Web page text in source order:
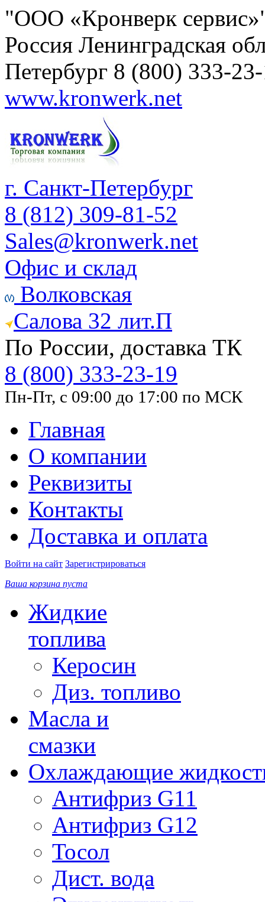
"ООО «Кронверк
Россия Ленинградская
Петербург 8 (800) 333-
www.kronwerk.net
г. Санкт-Петербург
8 (812) 309-81-52
Sales@kronwerk.net
Офис и склад
Волковская
Салова 32 лит.П
По России, доставка ТК
8 (800) 333-23-19
Пн-Пт, с 09:00 до 17:00 по МСК
Главная
О компании
Реквизиты
Контакты
Доставка и оплата
Войти на сайт Зарегистрироваться
Ваша корзина пуста
Жидкие
топлива
Керосин
Диз. топливо
Масла и
смазки
Охлаждающие
Антифриз G11
Антифриз G12
Тосол
Дист. вода